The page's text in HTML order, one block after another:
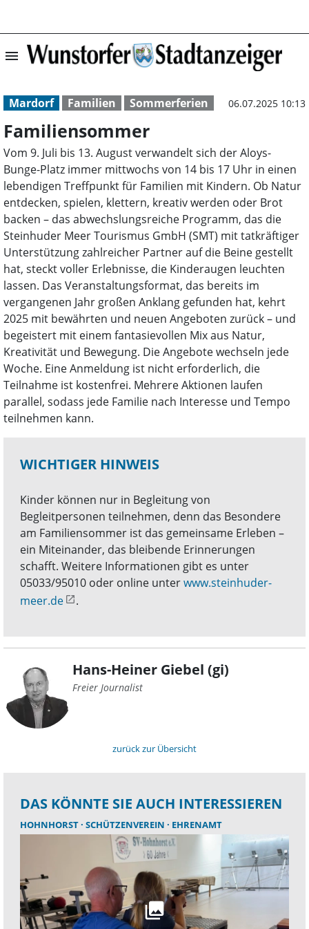
menu
Mardorf Familien Sommerferien 06.07.2025 10:13
Familiensommer
Vom 9. Juli bis 13. August verwandelt sich der Aloys-
Bunge-Platz immer mittwochs von 14 bis 17 Uhr in einen
lebendigen Treffpunkt für Familien mit Kindern. Ob Natur
entdecken, spielen, klettern, kreativ werden oder Brot
backen – das abwechslungsreiche Programm, das die
Steinhuder Meer Tourismus GmbH (SMT) mit tatkräftiger
Unterstützung zahlreicher Partner auf die Beine gestellt
hat, steckt voller Erlebnisse, die Kinderaugen leuchten
lassen. Das Veranstaltungsformat, das bereits im
vergangenen Jahr großen Anklang gefunden hat, kehrt
2025 mit bewährten und neuen Angeboten zurück – und
begeistert mit einem fantasievollen Mix aus Natur,
Kreativität und Bewegung. Die Angebote wechseln jede
Woche. Eine Anmeldung ist nicht erforderlich, die
Teilnahme ist kostenfrei. Mehrere Aktionen laufen
parallel, sodass jede Familie nach Interesse und Tempo
teilnehmen kann.
WICHTIGER HINWEIS
Kinder können nur in Begleitung von
Begleitpersonen teilnehmen, denn das Besondere
am Familiensommer ist das gemeinsame Erleben –
ein Miteinander, das bleibende Erinnerungen
schafft. Weitere Informationen gibt es unter
05033/95010 oder online unterwww.steinhuder-
meer.de
.
Hans-Heiner Giebel (gi)
Freier Journalist
zurück zur Übersicht
DAS KÖNNTE SIE AUCH INTERESSIEREN
HOHNHORST SCHÜTZENVEREIN EHRENAMT